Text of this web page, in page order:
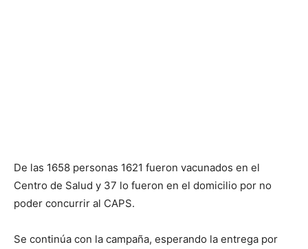
De las 1658 personas 1621 fueron vacunados en el
Centro de Salud y 37 lo fueron en el domicilio por no
poder concurrir al CAPS.
Se continúa con la campaña, esperando la entrega por